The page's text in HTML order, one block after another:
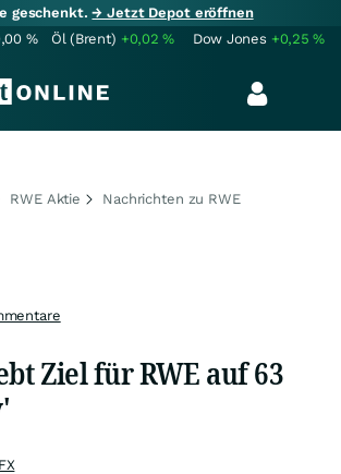
geschenkt.→ Jetzt Depot eröffnen
% Öl (Brent) +0,02% Dow Jones +0,25%
RWE Aktie Nachrichten zu RWE
Ziel für RWE auf 63